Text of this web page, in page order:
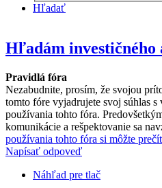
Hľadať
Hľadám investičného
Pravidlá fóra
Nezabudnite, prosím, že svojou
tomto fóre vyjadrujete svoj súhlas
používania tohto fóra.
komunikácie a rešpektovanie sa
používania tohto fóra si môžte
Napísať odpoveď
Náhľad pre tlač